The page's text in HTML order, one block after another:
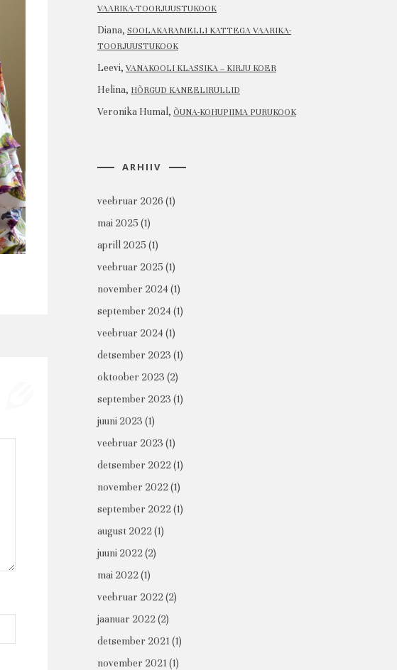
VAARIKA-TOORJUUSTUKOOK
Diana, SOOLAKARAMELLI KATTEGA VAARIKA-
TOORJUUSTUKOOK
Leevi, VANAKOOLI KLASSIKA – KIRJU KOER
Helina, HÕRGUD KANEELIRULLID
Veronika Humal, ÕUNA-KOHUPIIMA PURUKOOK
ARHIIV
veebruar 2026 (1)
mai 2025 (1)
aprill 2025 (1)
veebruar 2025 (1)
november 2024 (1)
september 2024 (1)
veebruar 2024 (1)
detsember 2023 (1)
oktoober 2023 (2)
september 2023 (1)
juuni 2023 (1)
veebruar 2023 (1)
detsember 2022(1)
november 2022(1)
september 2022(1)
august 2022(1)
juuni 2022(2)
mai 2022(1)
veebruar 2022(2)
jaanuar 2022(2)
detsember 2021(1)
november 2021(1)